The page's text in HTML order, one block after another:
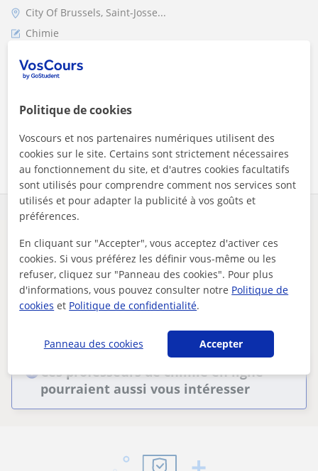
City Of Brussels, Saint-Josse...
Chimie
Etudiant à l'ULB, je donne des cours de
mathématiques, de physique, de chimie et de
voir plus Contacter
Il semblerait que votre recherche soit très précise.
Ajustez votre recherche pour voir plus de résultats ou
sauvegardez-la, et nous vous préviendrons dès que de
nouveaux professeurs seront disponibles.
Ces professeurs de chimie en ligne
pourraient aussi vous intéresser
Politique de cookies
Voscours et nos partenaires numériques utilisent des
cookies sur le site. Certains sont strictement nécessaires
au fonctionnement du site, et d'autres cookies facultatifs
sont utilisés pour comprendre comment nos services sont
utilisés et pour adapter la publicité à vos goûts et
préférences.
En cliquant sur "Accepter", vous acceptez d'activer ces
cookies. Si vous préférez les définir vous-même ou les
refuser, cliquez sur "Panneau des cookies". Pour plus
d'informations, vous pouvez consulter notre Politique de
cookies et Politique de confidentialité.
Panneau des cookies Accepter